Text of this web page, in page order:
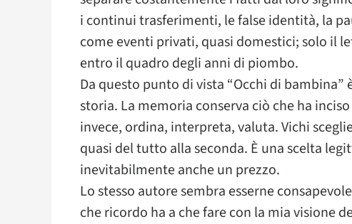
i continui trasferimenti, le false identità, la
come eventi privati, quasi domestici; solo il
entro il quadro degli anni di piombo.
Da questo punto di vista “Occhi di
storia. La memoria conserva ciò che ha
invece, ordina, interpreta, valuta. Vichi
quasi del tutto alla seconda. È una scelta
inevitabilmente anche un prezzo.
Lo stesso autore sembra esserne
che ricordo ha a che fare con la mia visione